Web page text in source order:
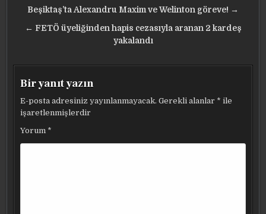
Yazı
gezinmesi
Beşiktaş’ta Alexandru Maxim ve Welinton göreve! →
← FETÖ üyeliğinden hapis cezasıyla aranan 2 kardeş
yakalandı
Bir yanıt yazın
E-posta adresiniz yayınlanmayacak. Gerekli alanlar * ile
işaretlenmişlerdir
Yorum *